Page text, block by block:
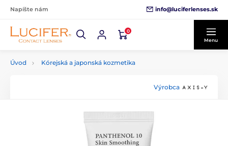
Napíšte nám info@luciferlenses.sk
0
Menu
Úvod Kórejská a japonská kozmetika
Výrobca